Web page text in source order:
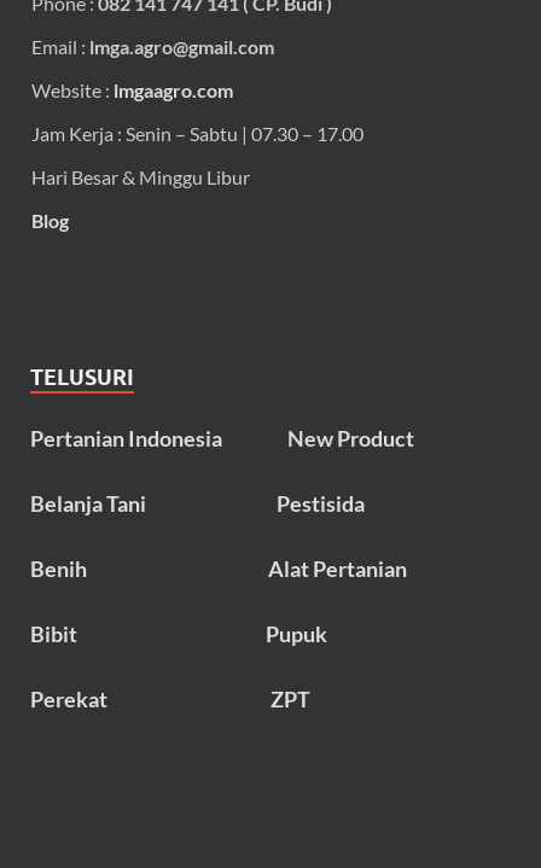
Email : lmga.agro@gmail.com
Website : lmgaagro.com
Jam Kerja : Senin – Sabtu | 07.30 – 17.00
Hari Besar & Minggu Libur
Blog
TELUSURI
Pertanian Indonesia New Product
Belanja Tani Pestisida
Benih Alat Pertanian
Bibit Pupuk
Perekat ZPT